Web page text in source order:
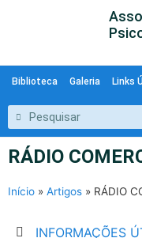
Biblioteca Galeria Links
RÁDIO
Início » Artigos » RÁDIO
INFORMAÇÕES